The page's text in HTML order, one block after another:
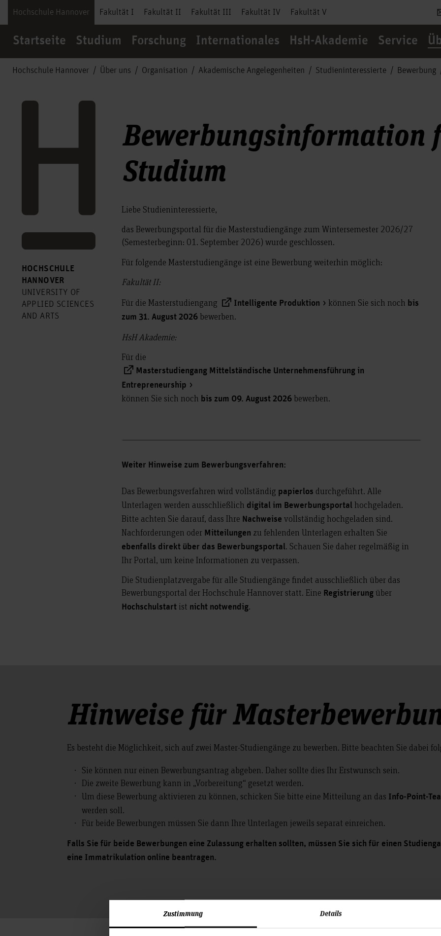
Zustimmung Details
Hochschule Hannover Fakultät I Fakultät II Fakultät III Fakultät IV Fakultät V
Startseite Studium Forschung Internationales HsH-Akademie Service
Hochschule Hannover Über uns Organisation Akademische Angelegenheiten Studieninteressierte Bewerbung
HOCHSCHULE
HANNOVER
UNIVERSITY OF
APPLIED SCIENCES
AND ARTS
Bewerbungsinformation
Studium
Liebe Studieninteressierte,
das Bewerbungsportal für die Masterstudiengänge zum Wintersemester 2026/27
(Semesterbeginn: 01. September 2026) wurde geschlossen.
Für folgende Masterstudiengänge ist eine Bewerbung weiterhin möglich:
Fakultät II:
Für die Masterstudiengang
Intelligente Produktion können Sie sich noch bis
zum 31. August 2026 bewerben.
HsH Akademie:
Für die
Masterstudiengang Mittelständische Unternehmensführung in
Entrepreneurship
können Sie sich noch bis zum 09. August 2026 bewerben.
Weiter Hinweise zum Bewerbungsverfahren:
Das Bewerbungsverfahren wird vollständig papierlos durchgeführt. Alle
Unterlagen werden ausschließlich digital im Bewerbungsportal hochgeladen.
Bitte achten Sie darauf, dass Ihre Nachweisevollständig hochgeladen sind.
Nachforderungen oder Mitteilungen zu fehlenden Unterlagen erhalten Sie
ebenfalls direkt über das Bewerbungsportal. Schauen Sie daher regelmäßig in
Ihr Portal, um keine Informationen zu verpassen.
Die Studienplatzvergabe für alle Studiengänge findet ausschließlich über das
Bewerbungsportal der Hochschule Hannover statt. Eine Registrierung über
Hochschulstart ist nicht notwendig.
Hinweise für
Es besteht die Möglichkeit, sich auf zwei Master-Studiengänge zu bewerben. Bitte beachten Sie dabei
Sie können nur einen Bewerbungsantrag abgeben. Daher sollte dies Ihr Erstwunsch sein.
Die zweite Bewerbung kann in „Vorbereitung“ gesetzt werden.
Um diese Bewerbung aktivieren zu können, schicken Sie bitte eine Mitteilung an das Info-Point-
werden soll.
Für beide Bewerbungen müssen Sie dann Ihre Unterlagen jeweils separat einreichen.
Falls Sie für beide Bewerbungen eine Zulassung erhalten sollten, müssen Sie sich für einen
eine Immatrikulation online beantragen.